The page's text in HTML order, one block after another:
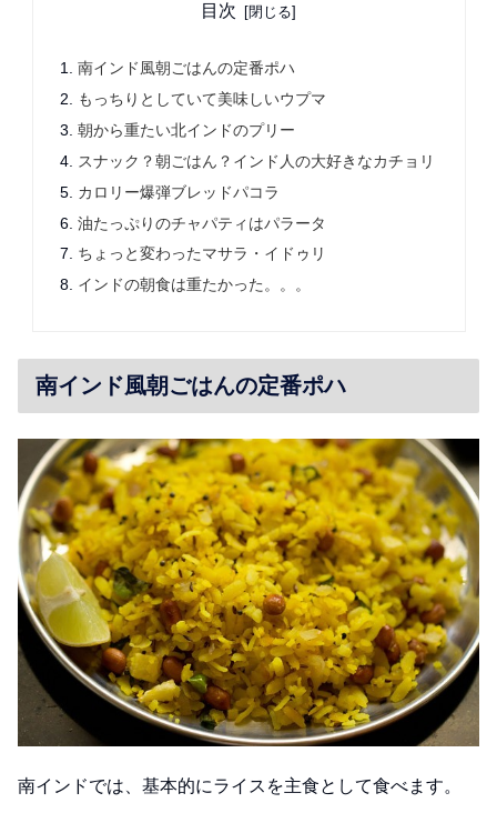
目次
南インド風朝ごはんの定番ポハ
もっちりとしていて美味しいウプマ
朝から重たい北インドのプリー
スナック？朝ごはん？インド人の大好きなカチョリ
カロリー爆弾ブレッドパコラ
油たっぷりのチャパティはパラータ
ちょっと変わったマサラ・イドゥリ
インドの朝食は重たかった。。。
南インド風朝ごはんの定番ポハ
南インドでは、基本的にライスを主食として食べます。